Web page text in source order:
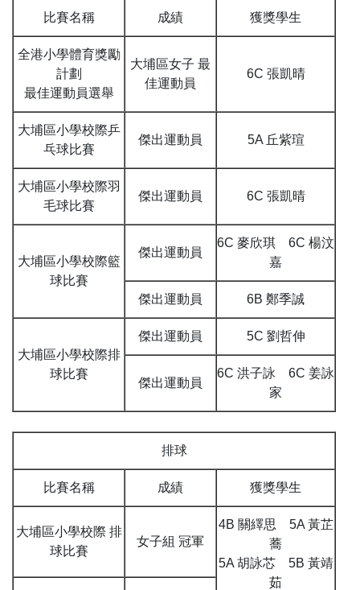
比賽名稱 成績 獲獎學生
全港小學體育獎勵
計劃
最佳運動員選舉
大埔區女子 最
佳運動員
6C 張凱晴
大埔區小學校際乒
乓球比賽
傑出運動員 5A 丘紫瑄
大埔區小學校際羽
毛球比賽
傑出運動員 6C 張凱晴
大埔區小學校際籃
球比賽
傑出運動員
6C 麥欣琪 6C 楊汶
嘉
傑出運動員 6B 鄭季誠
大埔區小學校際排
球比賽
傑出運動員 5C 劉哲伸
傑出運動員
6C 洪子詠 6C 姜詠
家
排球
比賽名稱 成績 獲獎學生
大埔區小學校際 排
球比賽
女子組 冠軍
4B 關繹思 5A 黃芷
蕎
5A 胡詠芯 5B 黃靖
茹